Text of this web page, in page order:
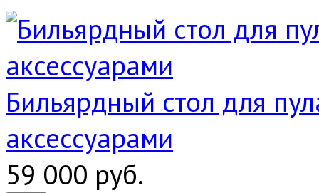
Бильярдный стол для
аксессуарами
59 000 руб.